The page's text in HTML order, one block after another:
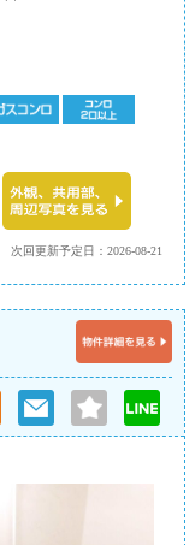
次回更新予定日：2026-08-21